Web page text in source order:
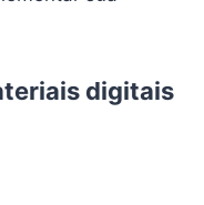
digitais